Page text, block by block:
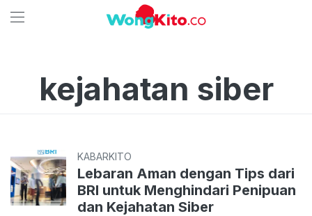
kejahatan siber
KABARKITO
Lebaran Aman dengan Tips dari
BRI untuk Menghindari Penipuan
dan Kejahatan Siber